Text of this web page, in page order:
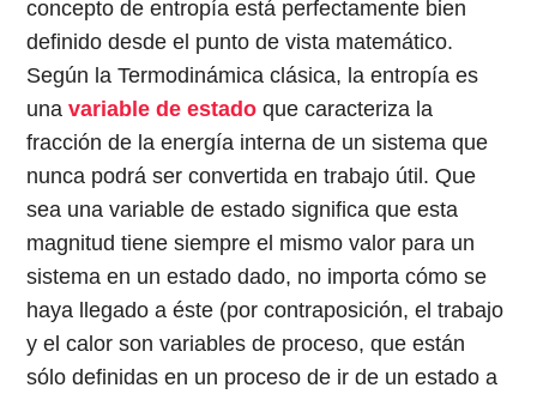
concepto de entropía está perfectamente bien
definido desde el punto de vista matemático.
Según la Termodinámica clásica, la entropía es
unavariable de estado que caracteriza la
fracción de la energía interna de un sistema que
nunca podrá ser convertida en trabajo útil. Que
sea una variable de estado significa que esta
magnitud tiene siempre el mismo valor para un
sistema en un estado dado, no importa cómo se
haya llegado a éste (por contraposición, el trabajo
y el calor son variables de proceso, que están
sólo definidas en un proceso de ir de un estado a